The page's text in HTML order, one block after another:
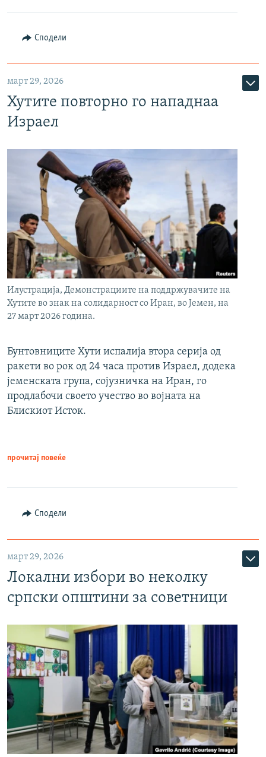
Сподели
март 29, 2026
Хутите повторно го нападнаа
Израел
Илустрација, Демонстрациите на поддржувачите на
Хутите во знак на солидарност со Иран, во Јемен, на
27 март 2026 година.
Бунтовниците Хути испалија втора серија од
ракети во рок од 24 часа против Израел, додека
јеменската група, сојузничка на Иран, го
продлабочи своето учество во војната на
Блискиот Исток.
прочитај повеќе
Сподели
март 29, 2026
Локални избори во неколку
српски општини за советници